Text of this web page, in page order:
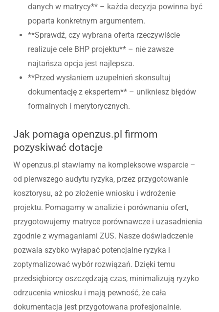
danych w matrycy** – każda decyzja powinna być
poparta konkretnym argumentem.
**Sprawdź, czy wybrana oferta rzeczywiście
realizuje cele BHP projektu** – nie zawsze
najtańsza opcja jest najlepsza.
**Przed wysłaniem uzupełnień skonsultuj
dokumentację z ekspertem** – unikniesz błędów
formalnych i merytorycznych.
Jak pomaga openzus.pl firmom
pozyskiwać dotacje
W openzus.pl stawiamy na kompleksowe wsparcie –
od pierwszego audytu ryzyka, przez przygotowanie
kosztorysu, aż po złożenie wniosku i wdrożenie
projektu. Pomagamy w analizie i porównaniu ofert,
przygotowujemy matryce porównawcze i uzasadnienia
zgodnie z wymaganiami ZUS. Nasze doświadczenie
pozwala szybko wyłapać potencjalne ryzyka i
zoptymalizować wybór rozwiązań. Dzięki temu
przedsiębiorcy oszczędzają czas, minimalizują ryzyko
odrzucenia wniosku i mają pewność, że cała
dokumentacja jest przygotowana profesjonalnie.